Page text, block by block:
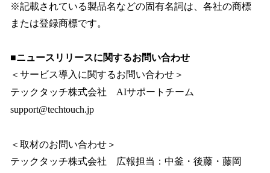
※記載されている製品名などの固有名詞は、各社の商標
または登録商標です。
■ニュースリリースに関するお問い合わせ
＜サービス導入に関するお問い合わせ＞
テックタッチ株式会社 AIサポートチーム
support@techtouch.jp
＜取材のお問い合わせ＞
テックタッチ株式会社 広報担当：中釜・後藤・藤岡